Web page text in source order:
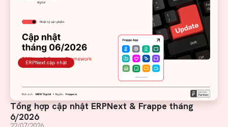
ERPNext cập nhật
Tổng hợp cập nhật ERPNext & Frappe tháng
6/2026